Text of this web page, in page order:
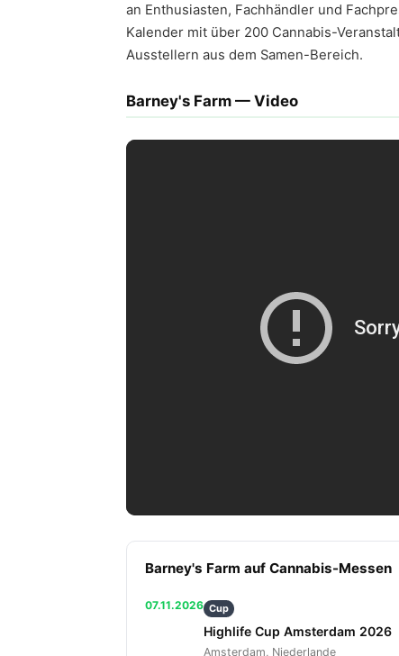
an Enthusiasten, Fachhändler und
Kalender mit über 200 Cannabis-
Ausstellern aus dem Samen-Bereich.
Barney's Farm — Video
Barney's Farm auf Cannabis-Messen
07.11.2026 Cup
Highlife Cup Amsterdam 2026
Amsterdam, Niederlande